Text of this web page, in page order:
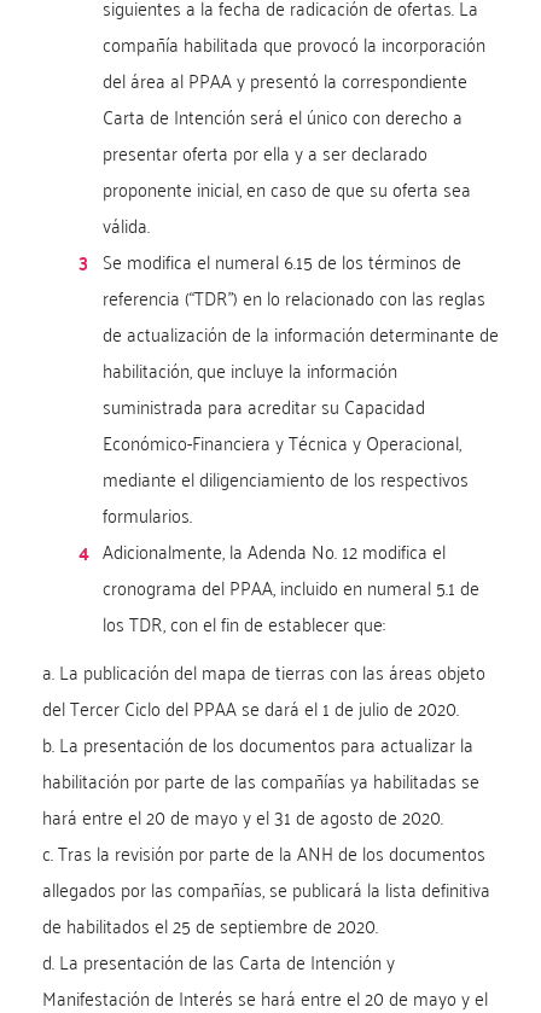
siguientes a la fecha de radicación de ofertas. La
compañía habilitada que provocó la incorporación
del área al PPAA y presentó la correspondiente
Carta de Intención será el único con derecho a
presentar oferta por ella y a ser declarado
proponente inicial, en caso de que su oferta sea
válida.
Se modifica el numeral 6.15 de los términos de
referencia (“TDR”) en lo relacionado con las reglas
de actualización de la información determinante de
habilitación, que incluye la información
suministrada para acreditar su Capacidad
Económico-Financiera y Técnica y Operacional,
mediante el diligenciamiento de los respectivos
formularios.
Adicionalmente, la Adenda No. 12 modifica el
cronograma del PPAA, incluido en numeral 5.1 de
los TDR, con el fin de establecer que:
a. La publicación del mapa de tierras con las áreas objeto
del Tercer Ciclo del PPAA se dará el 1 de julio de 2020.
b. La presentación de los documentos para actualizar la
habilitación por parte de las compañías ya habilitadas se
hará entre el 20 de mayo y el 31 de agosto de 2020.
c. Tras la revisión por parte de la ANH de los documentos
allegados por las compañías, se publicará la lista definitiva
de habilitados el 25 de septiembre de 2020.
d. La presentación de las Carta de Intención y
Manifestación de Interés se hará entre el 20 de mayo y el